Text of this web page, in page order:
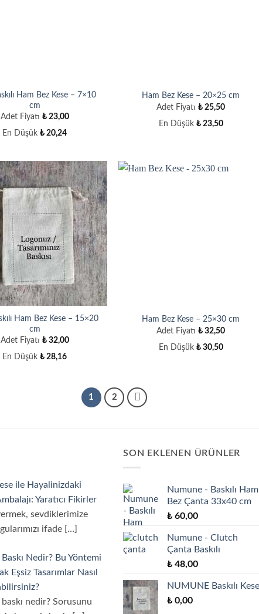
Ham Bez Kese – 7×10
cm
Adet Fiyatı ₺23,00
En Düşük₺ 20,24
Ham Bez Kese – 20×25 cm
Adet Fiyatı₺ 25,50
En Düşük ₺23,50
Ham Bez Kese – 15×20
cm
Adet Fiyatı ₺32,00
En Düşük₺ 28,16
Ham Bez Kese – 25×30 cm
Adet Fiyatı₺ 32,50
En Düşük ₺30,50
1 2
ile Hayalinizdaki
Yaratıcı Fikirler
sevdiklerimize
ifade
[…]
Nedir? Bu Yöntemi
Eşsiz Tasarımlar Nasıl
nedir? Sorusunu
SON EKLENEN ÜRÜNLER
Numune - Baskılı Ham
Bez Çanta 33x40 cm
₺ 60,00
Numune - Clutch
Çanta Baskılı
₺ 48,00
NUMUNE Baskılı Kese
₺ 0,00